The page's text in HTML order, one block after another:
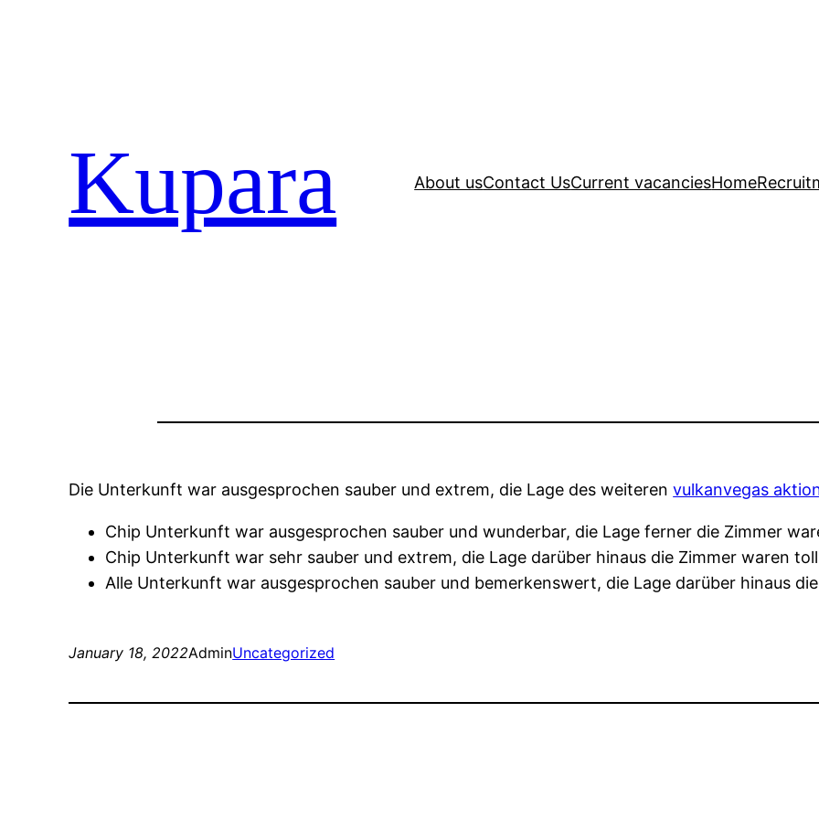
Kupara About usContact UsCurrent vacanciesHome
Die Unterkunft war ausgesprochen sauber und extrem, die Lage des weiterenvulkanvegas
Chip Unterkunft war ausgesprochen sauber und wunderbar, die Lage ferner die Zimmer
Chip Unterkunft war sehr sauber und extrem, die Lage darüber hinaus die Zimmer waren
Alle Unterkunft war ausgesprochen sauber und bemerkenswert, die Lage darüber hinaus
January 18, 2022AdminUncategorized